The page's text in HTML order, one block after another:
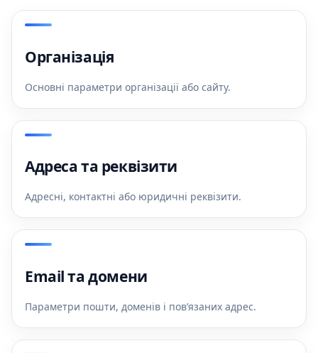
Організація
Основні параметри організації або сайту.
Адреса та реквізити
Адресні, контактні або юридичні реквізити.
Email та домени
Параметри пошти, доменів і пов’язаних адрес.